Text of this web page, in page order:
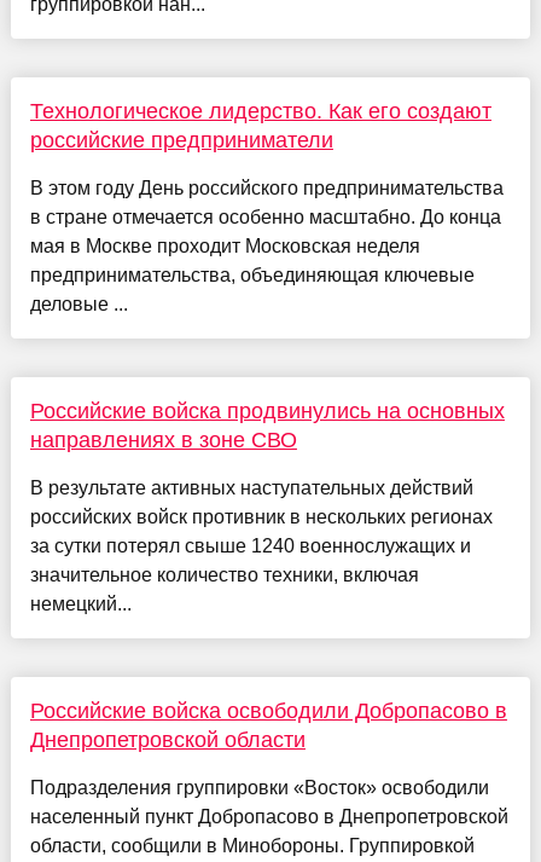
Технологическое лидерство. Как его создают
российские предприниматели
В этом году День российского предпринимательства
в стране отмечается особенно масштабно. До конца
мая в Москве проходит Московская неделя
предпринимательства, объединяющая ключевые
деловые ...
Российские войска продвинулись на основных
направлениях в зоне СВО
В результате активных наступательных действий
российских войск противник в нескольких регионах
за сутки потерял свыше 1240 военнослужащих и
значительное количество техники, включая
немецкий...
Российские войска освободили Добропасово в
Днепропетровской области
Подразделения группировки «Восток» освободили
населенный пункт Добропасово в Днепропетровской
области, сообщили в Минобороны. Группировкой